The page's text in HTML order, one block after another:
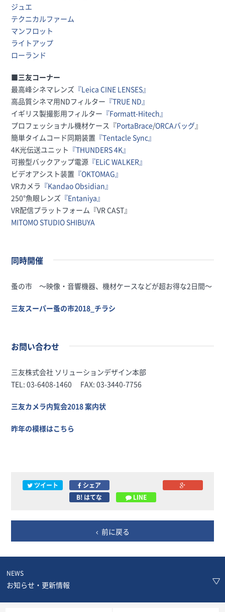
ジュエ
テクニカルファーム
マンフロット
ライトアップ
ローランド
■三友コーナー
最高峰シネマレンズ 『Leica CINE LENSES』
高品質シネマ用NDフィルター 『TRUE ND』
イギリス製撮影用フィルター 『Formatt-Hitech』
プロフェッショナル機材ケース『PortaBrace/ORCAバッグ』
簡単タイムコード同期装置 『Tentacle Sync』
4K光伝送ユニット 『THUNDERS 4K』
可搬型バックアップ電源 『ELiC WALKER』
ビデオアシスト装置 『OKTOMAG』
VRカメラ 『Kandao Obsidian』
250°魚眼レンズ 『Entaniya』
VR配信プラットフォーム『VR CAST』
MITOMO STUDIO SHIBUYA
同時開催
蚤の市 〜映像・音響機器、機材ケースなどが超お得な2日間〜
三友スーパー蚤の市2018_チラシ
お問い合わせ
三友株式会社 ソリューションデザイン本部
TEL: 03-6408-1460 FAX: 03-3440-7756
三友カメラ内覧会2018 案内状
昨年の模様はこちら
ツイート
シェア
B! はてな
LINE
前に戻る
NEWS
お知らせ・更新情報